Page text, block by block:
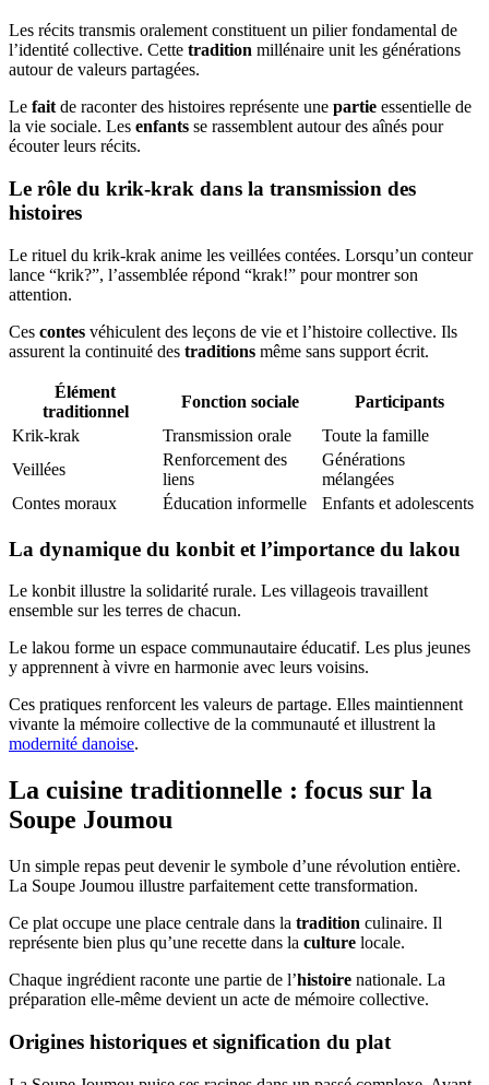
Les récits transmis oralement constituent un pilier fondamental de
l’identité collective. Cette tradition millénaire unit les générations
autour de valeurs partagées.
Le fait de raconter des histoires représente une partie essentielle de
la vie sociale. Les enfants se rassemblent autour des aînés pour
écouter leurs récits.
Le rôle du krik-krak dans la transmission des
histoires
Le rituel du krik-krak anime les veillées contées. Lorsqu’un conteur
lance “krik?”, l’assemblée répond “krak!” pour montrer son
attention.
Ces contes véhiculent des leçons de vie et l’histoire collective. Ils
assurent la continuité des traditions même sans support écrit.
Élément
traditionnel
Fonction sociale
Participants
Krik-krak
Transmission orale
Toute la famille
Veillées
Renforcement des
liens
Générations
mélangées
Contes moraux
Éducation informelle Enfants et adolescents
La dynamique du konbit et l’importance du lakou
Le konbit illustre la solidarité rurale. Les villageois travaillent
ensemble sur les terres de chacun.
Le lakou forme un espace communautaire éducatif. Les plus jeunes
y apprennent à vivre en harmonie avec leurs voisins.
Ces pratiques renforcent les valeurs de partage. Elles maintiennent
vivante la mémoire collective de la communauté et illustrent la
modernité danoise.
La cuisine traditionnelle : focus sur la
Soupe Joumou
Un simple repas peut devenir le symbole d’une révolution entière.
La Soupe Joumou illustre parfaitement cette transformation.
Ce plat occupe une place centrale dans la tradition culinaire. Il
représente bien plus qu’une recette dans la culture locale.
Chaque ingrédient raconte une partie de l’histoire nationale. La
préparation elle-même devient un acte de mémoire collective.
Origines historiques et signification du plat